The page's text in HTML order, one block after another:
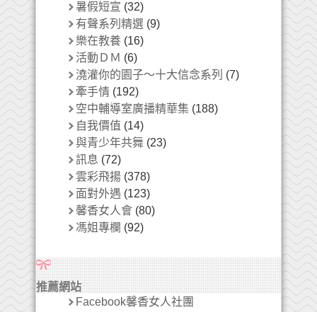
暑假短宣 (32)
有聲系列精選 (9)
樂在教養 (16)
活動ＤＭ (6)
澆灌你的園子～十大信念系列 (7)
牽手情 (192)
空中輔導室廣播精華集 (188)
自我價值 (14)
與青少年共舞 (23)
訊息 (72)
雲彩飛揚 (378)
面對外遇 (123)
馨香女人會 (80)
馮姐專欄 (92)
推薦網站
Facebook馨香女人社團